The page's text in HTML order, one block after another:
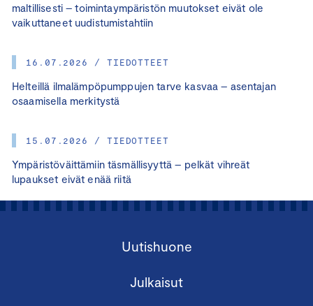
maltillisesti – toimintaympäristön muutokset eivät ole
vaikuttaneet uudistumistahtiin
16.07.2026 / TIEDOTTEET
Helteillä ilmalämpöpumppujen tarve kasvaa – asentajan
osaamisella merkitystä
15.07.2026 / TIEDOTTEET
Ympäristöväittämiin täsmällisyyttä – pelkät vihreät
lupaukset eivät enää riitä
Uutishuone
Julkaisut